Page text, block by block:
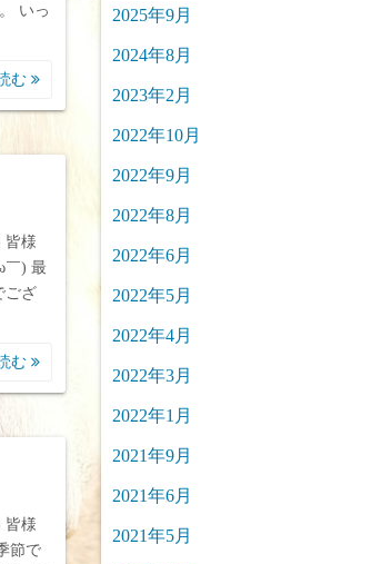
いっ
む
皆様
￣) 最
ござ
む
皆様
節で
2025年9月
2024年8月
2023年2月
2022年10月
2022年9月
2022年8月
2022年6月
2022年5月
2022年4月
2022年3月
2022年1月
2021年9月
2021年6月
2021年5月